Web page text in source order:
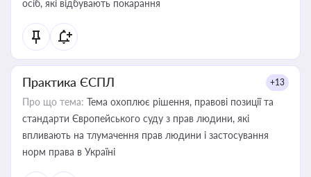
осіб, які відбувають покарання
Практика ЄСПЛ +13
Про що тема: Тема охоплює рішення, правові позиції та
стандарти Європейського суду з прав людини, які
впливають на тлумачення прав людини і застосування
норм права в Україні